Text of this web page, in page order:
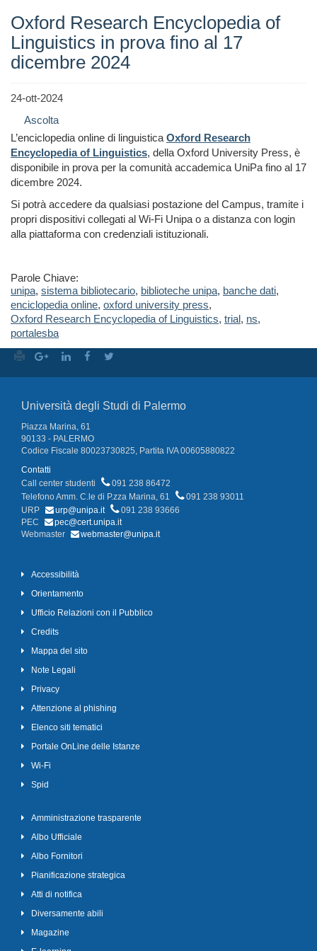
Oxford Research Encyclopedia of
Linguistics in prova fino al 17
dicembre 2024
24-ott-2024
Ascolta
L’enciclopedia online di linguisticaOxford Research
Encyclopedia of Linguistics, della Oxford University Press, è
disponibile in prova per la comunità accademica UniPa fino al 17
dicembre 2024.
Si potrà accedere da qualsiasi postazione del Campus, tramite i
propri dispositivi collegati al Wi-Fi Unipa o a distanza con login
alla piattaforma con credenziali istituzionali.
Parole Chiave:
unipa, sistema bibliotecario, biblioteche unipa, banche dati,
enciclopedia online, oxford university press,
Oxford Research Encyclopedia of Linguistics, trial, ns,
portalesba
Università degli Studi di Palermo
Piazza Marina, 61
90133 - PALERMO
Codice Fiscale 80023730825, Partita IVA 00605880822
Contatti
Call center studenti
091 238 86472
Telefono Amm. C.le di P.zza Marina, 61
091 238 93011
URP
urp@unipa.it
091 238 93666
PEC
pec@cert.unipa.it
Webmaster
webmaster@unipa.it
Accessibilità
Orientamento
Ufficio Relazioni con il Pubblico
Credits
Mappa del sito
Note Legali
Privacy
Attenzione al phishing
Elenco siti tematici
Portale OnLine delle Istanze
Wi-Fi
Spid
Amministrazione trasparente
Albo Ufficiale
Albo Fornitori
Pianificazione strategica
Atti di notifica
Diversamente abili
Magazine